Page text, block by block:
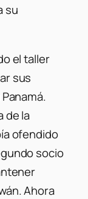
su
el taller
sus
de la
ofendido
socio
Ahora